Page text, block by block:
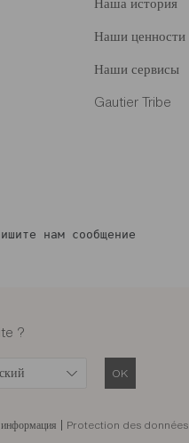
Наша история
Наши ценности
Наши сервисы
Gautier Tribe
нам сообщение
?
OK
Protection des données